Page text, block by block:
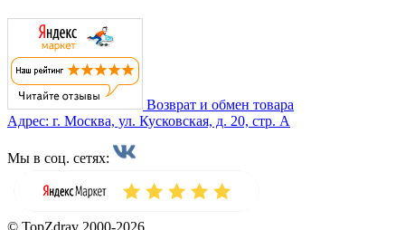
Возврат и обмен товара
Адрес: г. Москва, ул. Кусковская, д. 20, стр. А
Мы в соц. сетях:
© TopZdrav 2000-2026